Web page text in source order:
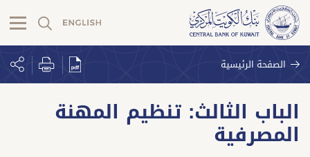
الصفحة الرئيسية
الباب الثالث: تنظيم المهنة
المصرفية